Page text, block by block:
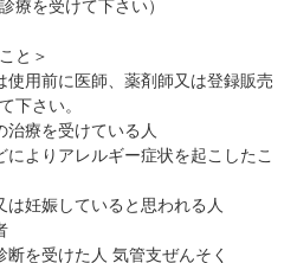
療を受けて下さい）
と＞
使用前に医師、薬剤師又は登録販売
下さい。
治療を受けている人
によりアレルギー症状を起こしたこ
は妊娠していると思われる人
断を受けた人 気管支ぜんそく